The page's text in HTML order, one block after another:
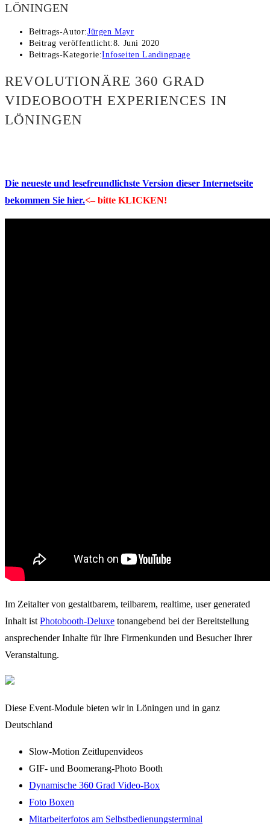
LÖNINGEN
Beitrags-Autor:Jürgen Mayr
Beitrag veröffentlicht:8. Juni 2020
Beitrags-Kategorie:Infoseiten Landingpage
REVOLUTIONÄRE 360 GRAD
VIDEOBOOTH EXPERIENCES IN
LÖNINGEN
Die neueste und lesefreundlichste Version dieser Internetseite
bekommen Sie hier.<– bitte KLICKEN!
Im Zeitalter von gestaltbarem, teilbarem, realtime, user generated
Inhalt ist Photobooth-Deluxe tonangebend bei der Bereitstellung
ansprechender Inhalte für Ihre Firmenkunden und Besucher Ihrer
Veranstaltung.
Diese Event-Module bieten wir in Löningen und in ganz
Deutschland
Slow-Motion Zeitlupenvideos
GIF- und Boomerang-Photo Booth
Dynamische 360 Grad Video-Box
Foto Boxen
Mitarbeiterfotos am Selbstbedienungsterminal